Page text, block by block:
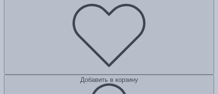
Добавить в корзину